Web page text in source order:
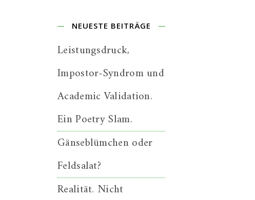
NEUESTE BEITRÄGE
Leistungsdruck,
Impostor-Syndrom und
Academic Validation.
Ein Poetry Slam.
Gänseblümchen oder
Feldsalat?
Realität. Nicht